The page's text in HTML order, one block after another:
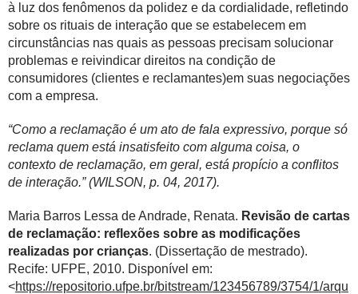
à luz dos fenômenos da polidez e da cordialidade, refletindo
sobre os rituais de interação que se estabelecem em
circunstâncias nas quais as pessoas precisam solucionar
problemas e reivindicar direitos na condição de
consumidores (clientes e reclamantes)em suas negociações
com a empresa.
“Como a reclamação é um ato de fala expressivo, porque só
reclama quem está insatisfeito com alguma coisa, o
contexto de reclamação, em geral, está propício a conflitos
de interação.” (WILSON, p. 04, 2017).
Maria Barros Lessa de Andrade, Renata. Revisão de cartas
de reclamação: reflexões sobre as modificações
realizadas por crianças. (Dissertação de mestrado).
Recife: UFPE, 2010. Disponível em:
<https://repositorio.ufpe.br/bitstream/123456789/3754/1/arqu